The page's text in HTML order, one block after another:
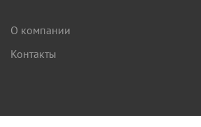
О компании
Контакты